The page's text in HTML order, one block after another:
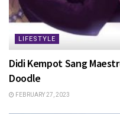
LIFESTYLE
Didi Kempot Sang
Doodle
FEBRUARY 27, 2023